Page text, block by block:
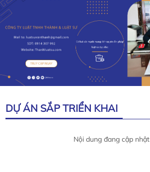
DỰ ÁN SẮP TRIỂN KHAI
Nội dung đang cập nhật